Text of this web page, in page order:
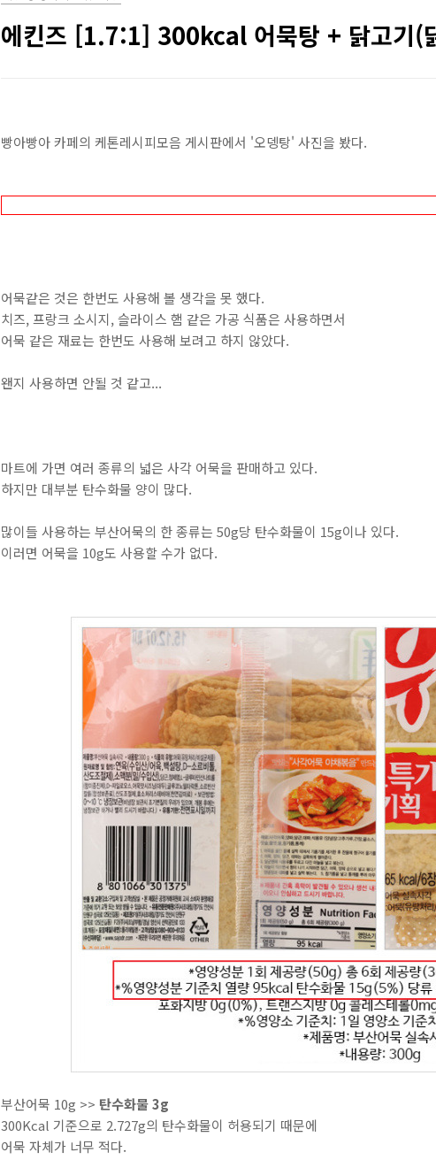
에킨즈 [1.7:1] 300kcal 어묵탕 + 닭고기(
빵아빵아 카페의 케톤레시피모음 게시판에서 '오뎅탕' 사진을 봤다.
어묵같은 것은 한번도 사용해 볼 생각을 못 했다.
치즈, 프랑크 소시지, 슬라이스 햄 같은 가공 식품은 사용하면서
어묵 같은 재료는 한번도 사용해 보려고 하지 않았다.
왠지 사용하면 안될 것 같고...
마트에 가면 여러 종류의 넓은 사각 어묵을 판매하고 있다.
하지만 대부분 탄수화물 양이 많다.
많이들 사용하는 부산어묵의 한 종류는 50g당 탄수화물이 15g이나 있다.
이러면 어묵을 10g도 사용할 수가 없다.
부산어묵 10g >> 탄수화물 3g
300Kcal 기준으로 2.727g의 탄수화물이 허용되기 때문에
어묵 자체가 너무 적다.